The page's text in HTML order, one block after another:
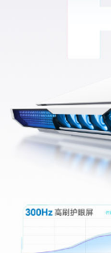
可视角度
亮度
护眼模式
支